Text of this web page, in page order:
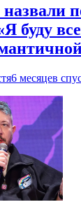
назвали
буду
6 месяцев